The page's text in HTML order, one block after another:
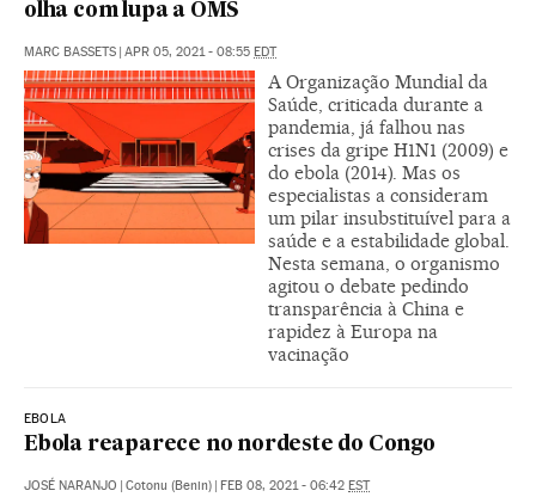
olha com lupa a OMS
MARC BASSETS APR 05, 2021 - 08:55 EDT
A Organização Mundial da
Saúde, criticada durante a
pandemia, já falhou nas
crises da gripe H1N1 (2009) e
do ebola (2014). Mas os
especialistas a consideram
um pilar insubstituível para a
saúde e a estabilidade global.
Nesta semana, o organismo
agitou o debate pedindo
transparência à China e
rapidez à Europa na
vacinação
EBOLA
Ebola reaparece no nordeste do Congo
JOSÉ NARANJO Cotonu (Benin) FEB 08, 2021 - 06:42 EST